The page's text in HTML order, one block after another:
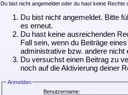
Du bist nicht angemeldet oder du hast keine
Du bist nicht angemeldet. Bitte
es erneut.
Du hast keine ausreichenden
Fall sein, wenn du Beiträge
administrative bzw. andere nicht
Du versuchst einen Beitrag zu
noch auf die Aktivierung deiner
Anmelden
Benutzername: